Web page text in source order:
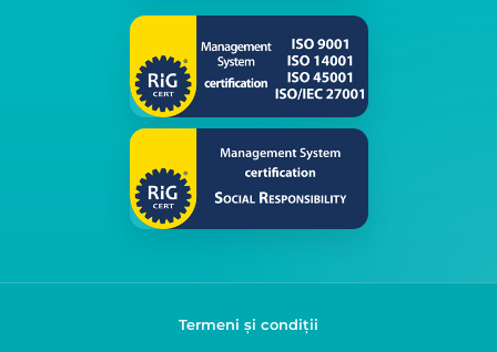
Termeni și condiții